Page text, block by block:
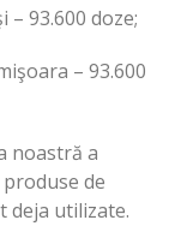
93.600 doze;
– 93.600
noastră a
de
deja utilizate.